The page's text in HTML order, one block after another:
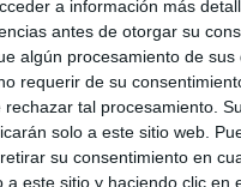
a información más
antes de otorgar su
algún procesamiento de sus
requerir de su
tal procesamiento.
solo a este sitio web.
su consentimiento en
a este sitio y haciendo clic en
como lo hace él, juega
Y cada vez que
regresar donde lo dejó.
es muy frustrante
cien y luego no estarlo",